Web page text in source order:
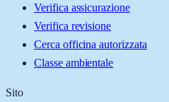
Verifica assicurazione
Verifica revisione
Cerca officina autorizzata
Classe ambientale
Sito